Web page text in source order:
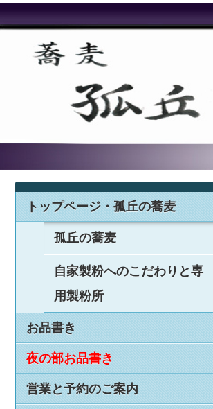
トップページ・孤丘の蕎麦
孤丘の蕎麦
自家製粉へのこだわりと専
用製粉所
お品書き
夜の部お品書き
営業と予約のご案内